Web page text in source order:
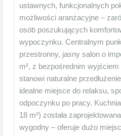
ustawnych, funkcjonalnych
możliwości aranżacyjne –
osób poszukujących
wypoczynku. Centralnym
przestronny, jasny salon o
m², z bezpośrednim
stanowi naturalne
idealne miejsce do relaksu,
odpoczynku po pracy.
18 m²) została
wygodny – oferuje dużo